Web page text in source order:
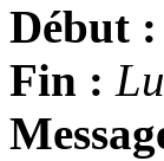
Début :
Fin :